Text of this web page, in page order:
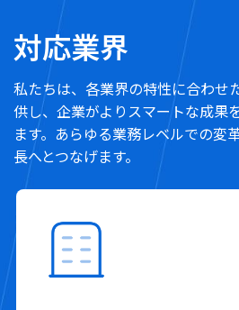
対応業界
私たちは、各業界の特性に合わせ
供し、企業がよりスマートな成果
ます。あらゆる業務レベルでの変
長へとつなげます。